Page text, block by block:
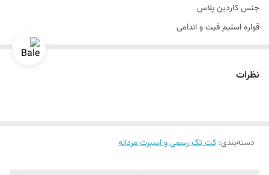
تعداد چاک
تعداد دکمه
جنس کاردین پلاس
قواره اسلیم فیت و اندامی
برای تعیین سایز به واتساپ پیام بدید
نظرات
دسته‌بندی: کت تک رسمی و اسپرت مردانه